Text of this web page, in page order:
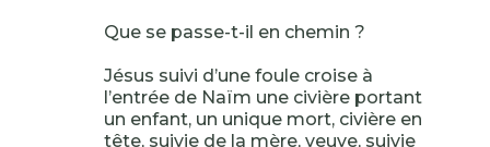
Que se passe-t-il en chemin ?
Jésus suivi d’une foule croise à
l’entrée de Naïm une civière portant
un enfant, un unique mort, civière en
tête, suivie de la mère, veuve, suivie